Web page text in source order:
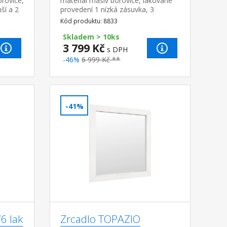
a 2
provedení 1 nízká zásuvka, 3
dvouřadé výklopy
Kód produktu: 8833
Skladem > 10ks
3 799 Kč s DPH
-46% 6 999 Kč **
lak
-41%
Zrcadlo TOPAZIO